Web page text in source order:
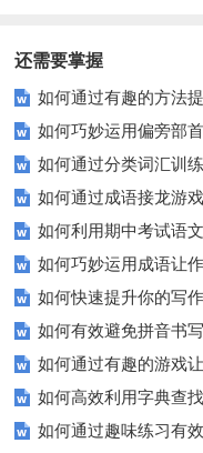
还需要掌握
如何通过有趣的方法
子的组词能力？
如何巧妙运用偏旁部
来提高汉字学习效率？
如何通过分类词汇训
语言学习效果？
如何通过成语接龙游
孩子的语言能力？
如何利用期中考试语
提高成绩？
如何巧妙运用成语让
生动？——实例解析与技
如何快速提升你的写
能力？这5个技巧让你的
加出色！
如何有效避免拼音书
常见错误？
如何通过有趣的游戏
轻松学会反义词？
如何高效利用字典查
词？这些技巧你必须知道
如何通过趣味练习有